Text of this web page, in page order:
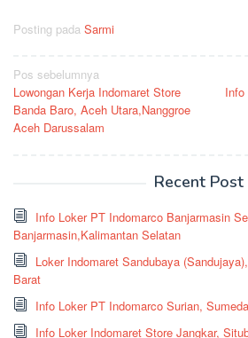
Posting pada Sarmi
Navigasi
pos
Pos sebelumnya
Lowongan Kerja Indomaret Store
Banda Baro, Aceh Utara,Nanggroe
Aceh Darussalam
Info
Recent Post
Info Loker PT Indomarco Banjarmasin
Banjarmasin,Kalimantan Selatan
Loker Indomaret Sandubaya
Barat
Info Loker PT Indomarco Surian,
Info Loker Indomaret Store Jangkar,